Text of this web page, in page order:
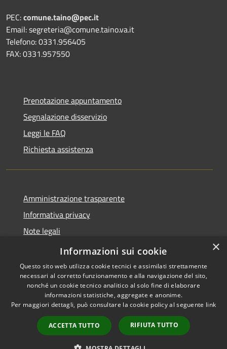
PEC:comune.taino@pec.it
Email: segreteria@comune.taino.va.it
Telefono: 0331.956405
FAX: 0331.957550
Prenotazione appuntamento
Segnalazione disservizio
Leggi le FAQ
Richiesta assistenza
Amministrazione trasparente
Informativa privacy
Note legali
Dichiarazione di accessibilità
Accessibilità
Copyright © 2026 • Comune di
Taino • Powered by
Municipium•
Accesso
redazione
×
Informazioni sui cookie
Questo sito web utilizza cookie tecnici e assimilati strettamente
necessari al corretto funzionamento e alla navigazione del sito,
nonché un cookie tecnico analitico al solo fine di elaborare
informazioni statistiche, aggregate e anonime.
Per maggiori dettagli, può consultare la cookie policy al seguente link
ACCETTA TUTTO RIFIUTA TUTTO